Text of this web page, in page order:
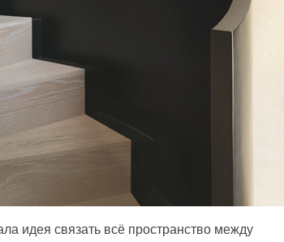
идея связать всё пространство между